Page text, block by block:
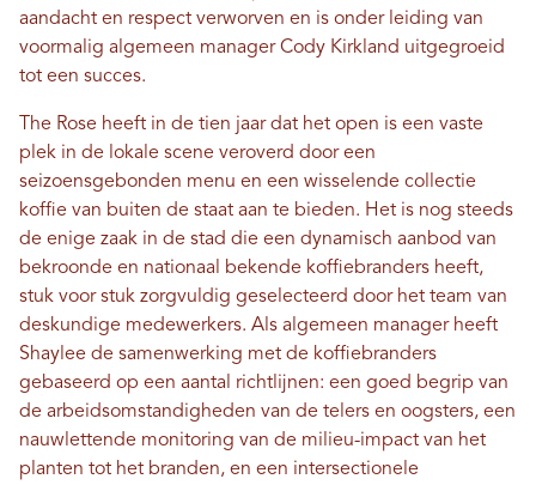
aandacht en respect verworven en is onder leiding van
voormalig algemeen manager Cody Kirkland uitgegroeid
tot een succes.
The Rose heeft in de tien jaar dat het open is een vaste
plek in de lokale scene veroverd door een
seizoensgebonden menu en een wisselende collectie
koffie van buiten de staat aan te bieden. Het is nog steeds
de enige zaak in de stad die een dynamisch aanbod van
bekroonde en nationaal bekende koffiebranders heeft,
stuk voor stuk zorgvuldig geselecteerd door het team van
deskundige medewerkers. Als algemeen manager heeft
Shaylee de samenwerking met de koffiebranders
gebaseerd op een aantal richtlijnen: een goed begrip van
de arbeidsomstandigheden van de telers en oogsters, een
nauwlettende monitoring van de milieu-impact van het
planten tot het branden, en een intersectionele